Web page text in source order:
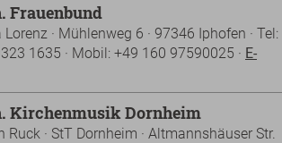
Frauenbund
· Mühlenweg 6 · 97346 Iphofen · Tel:
1635 · Mobil: +49 160 97590025 · E-
Kirchenmusik Dornheim
Ruck · StT Dornheim · Altmannshäuser Str.